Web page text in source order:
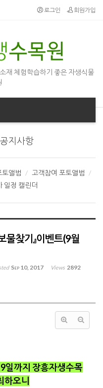
로그인 회원가입
재 체험학습하기 좋은 자생식물
공지사항
토앨범
고객참여 포토앨범
일정 캘린더
물찾기』이벤트(9월
Sep 10, 2017 Views 2892
일까지 장흥자생수목
하오니